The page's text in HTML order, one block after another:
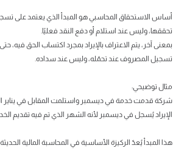
أساس الاستحقاق المحاسبي هو المبدأ الذي يعتمد على
تحققها، وليس عند استلام أو دفع النقد فعليًا.
بمعنى آخر، يتم الاعتراف بالإيراد بمجرد اكتساب الحق فيه،
تسجيل المصروف عند تحمّله، وليس عند سداده.
مثال توضيحي:
شركة قدمت خدمة في ديسمبر واستلمت المقابل في يناير
الإيراد يُسجل في ديسمبر لأنه الشهر الذي تم فيه تقديم
هذا المبدأ يُعدّ الركيزة الأساسية في المحاسبة المالية